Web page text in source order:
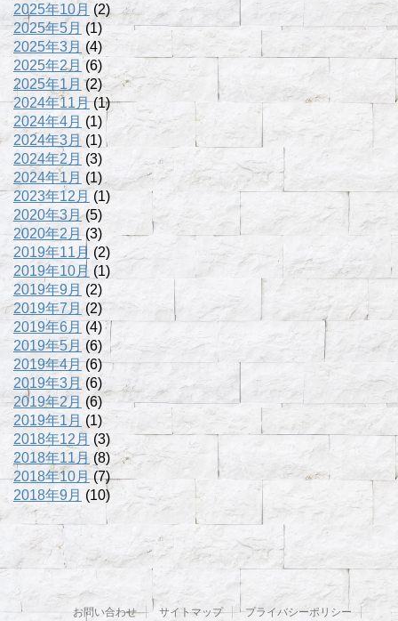
2025年10月 (2)
2025年5月 (1)
2025年3月 (4)
2025年2月 (6)
2025年1月 (2)
2024年11月(1)
2024年4月 (1)
2024年3月 (1)
2024年2月 (3)
2024年1月 (1)
2023年12月 (1)
2020年3月(5)
2020年2月 (3)
2019年11月 (2)
2019年10月 (1)
2019年9月 (2)
2019年7月 (2)
2019年6月 (4)
2019年5月 (6)
2019年4月(6)
2019年3月 (6)
2019年2月 (6)
2019年1月 (1)
2018年12月 (3)
2018年11月 (8)
2018年10月(7)
2018年9月 (10)
お問い合わせ サイトマップ プライバシーポリシー